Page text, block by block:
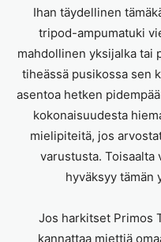
Ihan täydellinen
tripod-ampumatuki
mahdollinen yksijalka tai
tiheässä pusikossa sen
asentoa hetken
kokonaisuudesta
mielipiteitä, jos
varustusta. Toisaalta
hyväksyy tämän
Jos harkitset Primos
kannattaa miettiä